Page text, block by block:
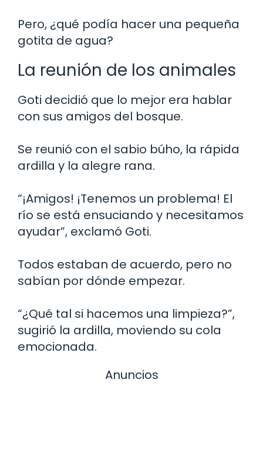
Pero, ¿qué podía hacer una pequeña
gotita de agua?
La reunión de los animales
Goti decidió que lo mejor era hablar
con sus amigos del bosque.
Se reunió con el sabio búho, la rápida
ardilla y la alegre rana.
“¡Amigos! ¡Tenemos un problema! El
río se está ensuciando y necesitamos
ayudar”, exclamó Goti.
Todos estaban de acuerdo, pero no
sabían por dónde empezar.
“¿Qué tal si hacemos una limpieza?”,
sugirió la ardilla, moviendo su cola
emocionada.
Anuncios